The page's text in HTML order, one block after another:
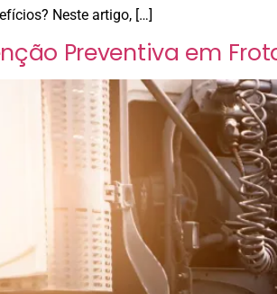
Neste artigo, […]
Preventiva em